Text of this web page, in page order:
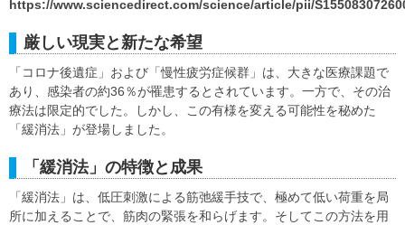
https://www.sciencedirect.com/science/article/pii/
厳しい現実と新たな希望
「コロナ後遺症」および「慢性疲労症候群」は、大きな医療課題で
あり、感染者の約36％が罹患するとされています。一方で、その治
療法は限定的でした。しかし、この有様を変える可能性を秘めた
「緩消法」が登場しました。
「緩消法」の特徴と成果
「緩消法」は、低圧刺激による筋弛緩手技で、極めて低い荷重を局
所に加えることで、筋肉の緊張を和らげます。そしてこの方法を用